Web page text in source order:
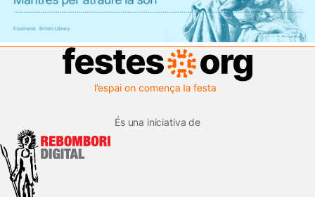
És una iniciativa de